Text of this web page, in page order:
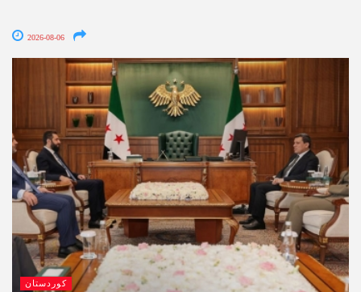
2026-08-06
کوردستان